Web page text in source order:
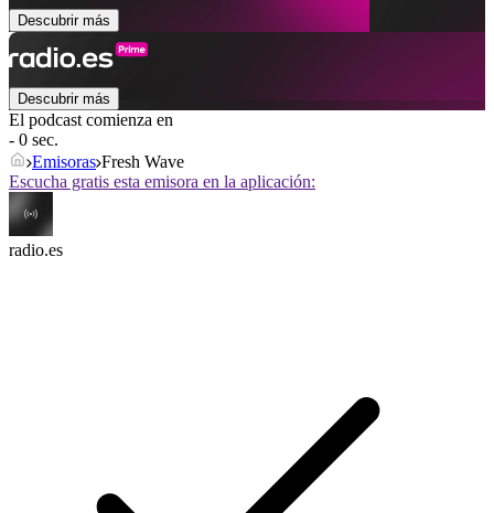
Descubrir más
Descubrir más
El podcast comienza en
- 0 sec.
Emisoras Fresh Wave
Escucha gratis esta emisora en la aplicación:
radio.es